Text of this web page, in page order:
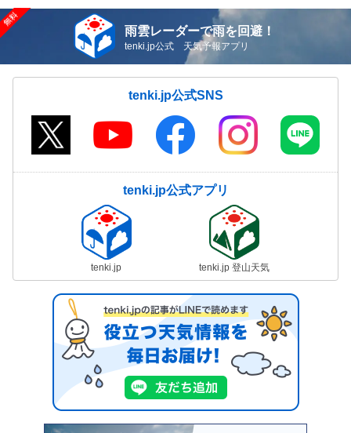
雨雲レーダーで雨を回避！
tenki.jp公式 天気予報アプリ
tenki.jp公式SNS
tenki.jp公式アプリ
tenki.jp tenki.jp 登山天気